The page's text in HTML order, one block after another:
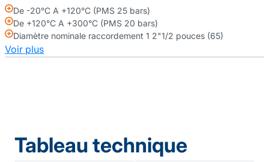
De -20°C A +120°C (PMS 25 bars)
De +120°C A +300°C (PMS 20 bars)
Diamètre nominale raccordement 1 2"1/2 pouces (65)
Voir plus
Tableau technique